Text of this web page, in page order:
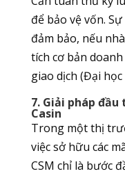
để bảo vệ vốn.
đảm bảo, nếu
tích cơ bản
giao dịch (Đại học
7. Giải pháp
Casin
Trong một thị
việc sở hữu các
CSM chỉ là bước